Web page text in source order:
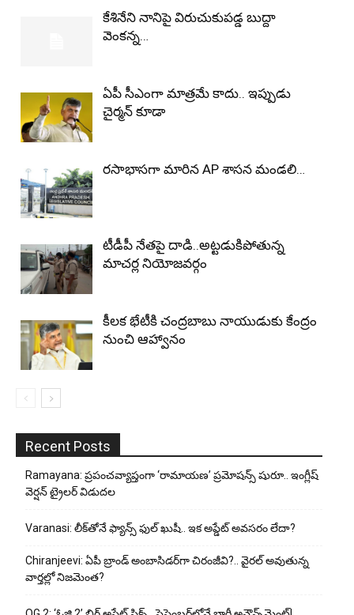
కేశినేని నానిపై విరుచుకుపడ్డ బుద్దా
వెంకన్న…
ఏపీ సీఎంగా మాత్రమే కాదు.. ఇప్పుడు
చైర్మన్‌ కూడా
రసాభాసగా మారిన AP శాసన మండలి…
టీడీపీ నేతపై దాడి..అట్టడుకిపోతున్న
మాచర్ల నియోజవర్గం
కీలక భేటీకి చంద్రబాబు నాయుడుకు కేంద్రం
నుంచి ఆహ్వానం
Recent Posts
Ramayana: ప్రపంచవ్యాప్తంగా ‘రామాయణ’ ప్రమోషన్స్ షురూ.. ఇంగ్లీష్
వెర్షన్ ట్రైలర్ విడుదల
Varanasi: లీక్‌తోనే ఫ్యాన్స్ ఫుల్ ఖుషీ.. ఇక అప్డేట్ అవసరం లేదా?
Chiranjeevi: ఏపీ బ్రాండ్ అంబాసిడర్‌గా చిరంజీవి?.. వైరల్ అవుతున్న
వార్తల్లో నిజమెంత?